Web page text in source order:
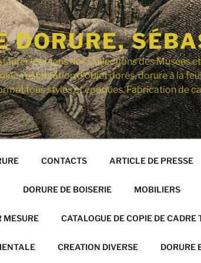
DORURE,
les biens des Collections des Musées
restauration d'objet dorés, dorure à la
tous styles et époques. Fabrication de
CONTACTS ARTICLE DE PRESSE
DORURE DE BOISERIE MOBILIERS
MESURE CATALOGUE DE COPIE DE
CREATION DIVERSE DORURE